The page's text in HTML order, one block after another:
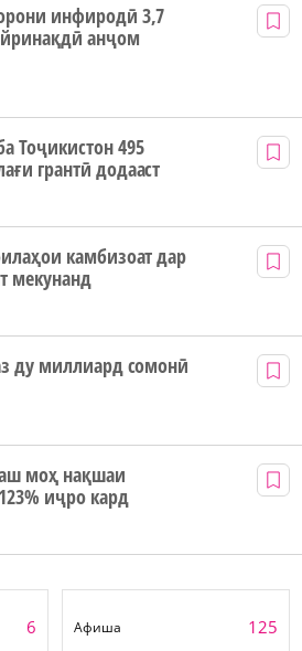
инфиродӣ 3,7
анҷом
Тоҷикистон 495
грантӣ додааст
камбизоат дар
мекунанд
ду миллиард сомонӣ
моҳ нақшаи
иҷро кард
6 Афиша 125